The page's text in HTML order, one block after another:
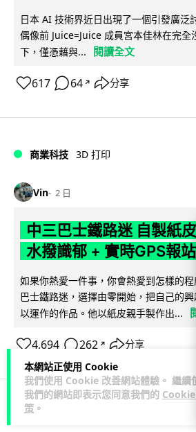
本網站正使用 Cookie
我們使用 Cookie 改善網站體驗。 繼續
我們的網站即表示您同意我們的
策 。
日本 AI 技術界近日出現了一個引發廣泛
偶像前 Juice=Juice 成員宮本佳林在完全
下，僅憑藉與...
閱讀全文
617 64 ↗ 分享
商業科技 3D 打印
Vin 2 日
中三巴士鐵路迷 自製紙
水撥識郁 + 實時GPS報站
如果你熱愛一件事，你會熱愛到怎樣的
巴士鐵路迷，選擇由零開始，把自己的
以運作的作品。他以紙皮親手製作出...
4,694 262 ↗ 分享
科技娛樂